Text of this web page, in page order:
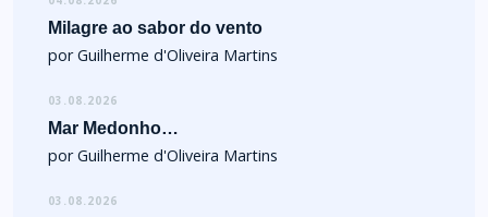
Milagre ao sabor do vento
por Guilherme d'Oliveira Martins
03.08.2026
Mar Medonho…
por Guilherme d'Oliveira Martins
03.08.2026